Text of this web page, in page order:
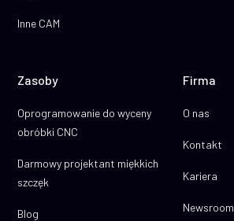
Inne CAM
Zasoby
Oprogramowanie do wyceny
obróbki CNC
Darmowy projektant miękkich
szczęk
Blog
Firma
O nas
Kontakt
Kariera
Newsroom